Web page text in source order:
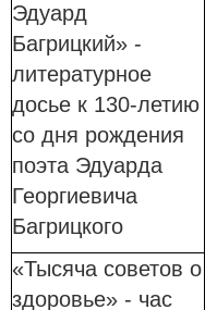
Эдуард
Багрицкий» -
литературное
досье к 130-летию
со дня рождения
поэта Эдуарда
Георгиевича
Багрицкого
«Тысяча советов о
здоровье» - час